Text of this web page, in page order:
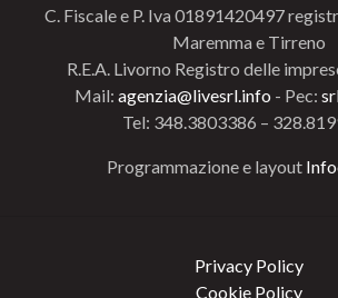
C. Fiscale e P. Iva 01891420497
Maremma e Tirreno
R.E.A. Livorno Registro delle
Mail: agenzia@livesrl.info - Pec:
Tel: 348.3803386 –
Programmazione e layout
Privacy Policy
Cookie Policy